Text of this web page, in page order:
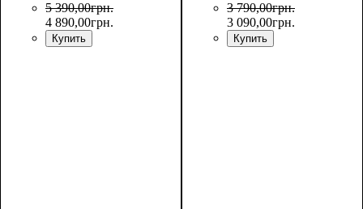
5 390,00грн.
4 890,00грн.
Купить
3 790,00грн.
3 090,00грн.
Купить